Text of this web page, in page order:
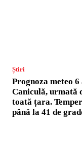
Știri
Prognoza meteo 6
Caniculă, urmată
toată țara.
până la 41 de